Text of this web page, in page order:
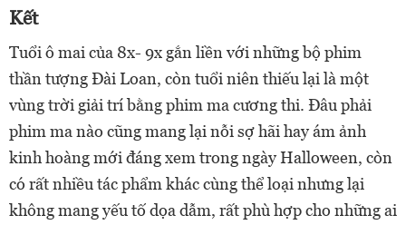
Kết
Tuổi ô mai của 8x- 9x gắn liền với những bộ phim
thần tượng Đài Loan, còn tuổi niên thiếu lại là một
vùng trời giải trí bằng phim ma cương thi. Đâu phải
phim ma nào cũng mang lại nỗi sợ hãi hay ám ảnh
kinh hoàng mới đáng xem trong ngày Halloween, còn
có rất nhiều tác phẩm khác cùng thể loại nhưng lại
không mang yếu tố dọa dẫm, rất phù hợp cho những ai